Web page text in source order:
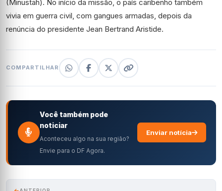
(Minustah). No início da missão, o país caribenho também
vivia em guerra civil, com gangues armadas, depois da
renúncia do presidente Jean Bertrand Aristide.
COMPARTILHAR
Você também pode
noticiar
Aconteceu algo na sua região?
Envie para o DF Agora.
Enviar notícia